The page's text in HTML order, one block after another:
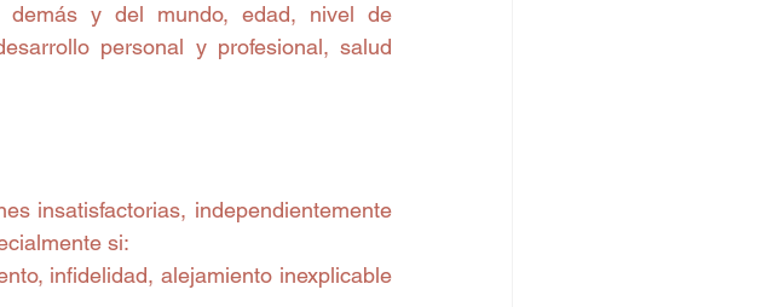
y del mundo, edad, nivel de
personal y profesional, salud
insatisfactorias, independientemente
si:
infidelidad, alejamiento inexplicable